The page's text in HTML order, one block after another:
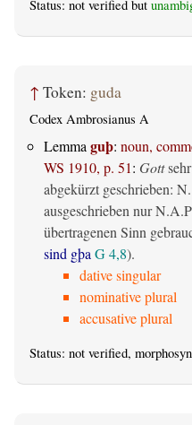
Status: not verified but
↑ Token: guda
Codex Ambrosianus A
Lemma guþ: noun,
WS 1910, p. 51: Gott
abgekürzt geschrieben: N.
ausgeschrieben nur
übertragenen Sinn
sind gþa G 4,8).
dative singular
nominative plural
accusative plural
Status: not verified,